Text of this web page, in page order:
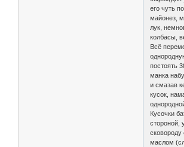
его чуть
майонез,
лук,
колбасы,
Всё
постоять
манка
и смазав
кусок,
Кусочки
стороной,
маслом